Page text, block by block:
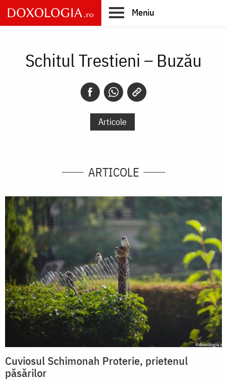
Skip
to
main
Meniu
Schitul Trestieni – Buzău
Articole
ARTICOLE
Cuviosul Schimonah Proterie, prietenul
păsărilor